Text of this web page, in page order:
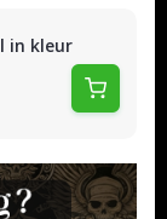
in kleur